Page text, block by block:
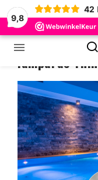
9,8
42

Ilumine su
lámparas